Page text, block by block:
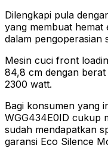
Dilengkapi pula
yang membuat hemat
dalam pengoperasian
Mesin cuci front
84,8 cm dengan
2300 watt.
Bagi konsumen yang
WGG434E0ID cukup
sudah mendapatkan
garansi Eco Silence